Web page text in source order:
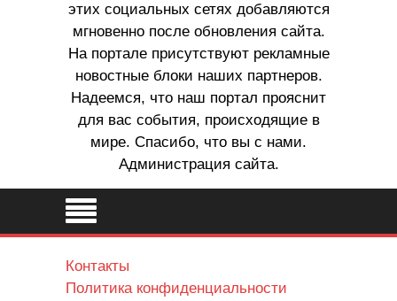
этих социальных сетях добавляются
мгновенно после обновления сайта.
На портале присутствуют рекламные
новостные блоки наших партнеров.
Надеемся, что наш портал прояснит
для вас события, происходящие в
мире. Спасибо, что вы с нами.
Администрация сайта.
Контакты
Политика конфиденциальности